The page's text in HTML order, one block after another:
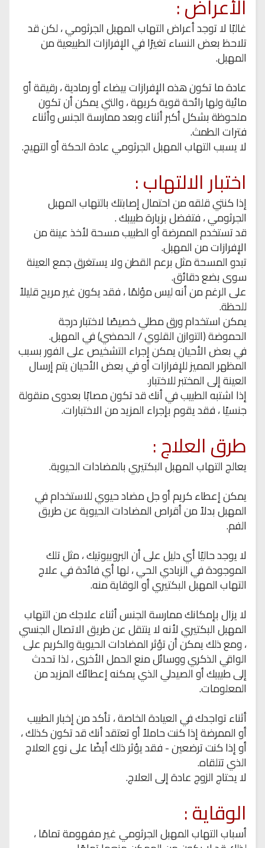
غالبًا لا توجد أعراض التهاب المهبل الجرثومي ، لكن قد
تلاحظ بعض النساء تغيرًا في الإفرازات الطبيعية من
المهبل.
عادة ما تكون هذه الإفرازات بيضاء أو رمادية ، رقيقة أو
مائية ولها رائحة قوية كريهة ، والتي يمكن أن تكون
ملحوظة بشكل أكبر أثناء وبعد ممارسة الجنس وأثناء
فترات الطمث.
لا يسبب التهاب المهبل الجرثومي عادة الحكة أو التهيج.
اختبار الالتهاب :
إذا كنتي قلقه من احتمال إصابتك بالتهاب المهبل
الجرثومي ، فتفضل بزيارة طبيبك .
قد تستخدم الممرضة أو الطبيب مسحة لأخذ عينة من
الإفرازات من المهبل.
تبدو المسحة مثل برعم القطن ولا يستغرق جمع العينة
سوى بضع دقائق.
على الرغم من أنه ليس مؤلمًا ، فقد يكون غير مريح قليلاً
للحظة.
يمكن استخدام ورق مطلي خصيصًا لاختبار درجة
الحموضة (التوازن القلوي / الحمضي) في المهبل.
في بعض الأحيان يمكن إجراء التشخيص على الفور بسبب
المظهر المميز للإفرازات أو في بعض الأحيان يتم إرسال
العينة إلى المختبر للاختبار.
إذا اشتبه الطبيب في أنك قد تكون مصابًا بعدوى منقولة
جنسيًا ، فقد يقوم بإجراء المزيد من الاختبارات.
طرق العلاج :
يعالج التهاب المهبل البكتيري بالمضادات الحيوية.
يمكن إعطاء كريم أو جل مضاد حيوي للاستخدام في
المهبل بدلاً من أقراص المضادات الحيوية عن طريق
الفم.
لا يوجد حاليًا أي دليل على أن البروبيوتيك ، مثل تلك
الموجودة في الزبادي الحي ، لها أي فائدة في علاج
التهاب المهبل البكتيري أو الوقاية منه.
لا يزال بإمكانك ممارسة الجنس أثناء علاجك من التهاب
المهبل البكتيري لأنه لا ينتقل عن طريق الاتصال الجنسي
، ومع ذلك يمكن أن تؤثر المضادات الحيوية والكريم على
الواقي الذكري ووسائل منع الحمل الأخرى ، لذا تحدث
إلى طبيبك أو الصيدلي الذي يمكنه إعطائك المزيد من
المعلومات.
أثناء تواجدك في العيادة الخاصة ، تأكد من إخبار الطبيب
أو الممرضة إذا كنت حاملاً أو تعتقد أنك قد تكون كذلك ،
أو إذا كنت ترضعين - فقد يؤثر ذلك أيضًا على نوع العلاج
الذي تتلقاه.
لا يحتاج الزوج عادة إلى العلاج.
الوقاية :
أسباب التهاب المهبل الجرثومي غير مفهومة تمامًا ،